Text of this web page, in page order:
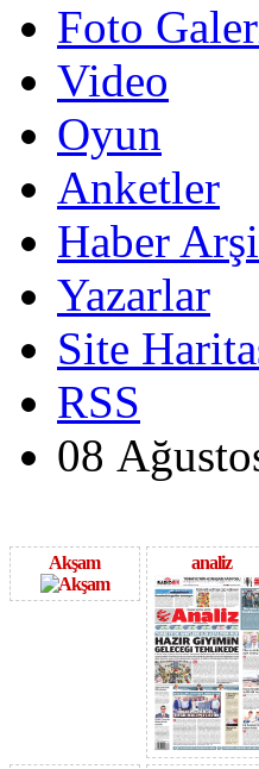
Foto
Video
Oyun
Anketler
Haber
Yazarlar
Site
RSS
08
Akşam analiz